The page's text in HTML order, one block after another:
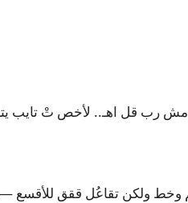
مش رب قل اهـ.. لأخص تْ تايب
ولكن تقاعُل ققق للأقسع —